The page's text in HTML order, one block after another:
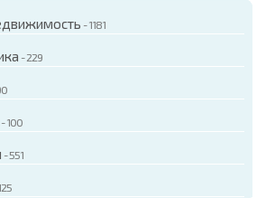
- 1181
- 229
- 100
- 551